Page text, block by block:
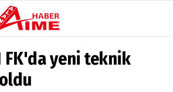
Hava
Durumu
FK'da yeni teknik